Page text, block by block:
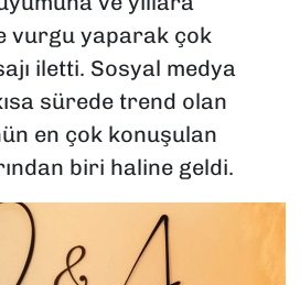
vurgu yaparak çok
iletti. Sosyal medya
sürede trend olan
en çok konuşulan
biri haline geldi.